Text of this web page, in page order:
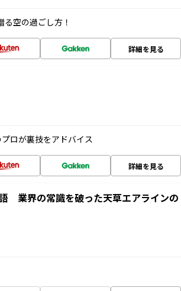
空の過ごし方！
詳細を見る
ロが裏技をアドバイス
詳細を見る
業界の常識を破った天草エアラインの